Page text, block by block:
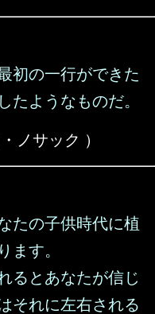
初の一行ができた
たようなものだ。
ノサック ）
たの子供時代に植
ます。
るとあなたが信じ
それに左右される